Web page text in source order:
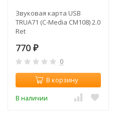
Звуковая карта USB
TRUA71 (C-Media CM108) 2.0
Ret
770 ₽
0
В корзину
В наличии